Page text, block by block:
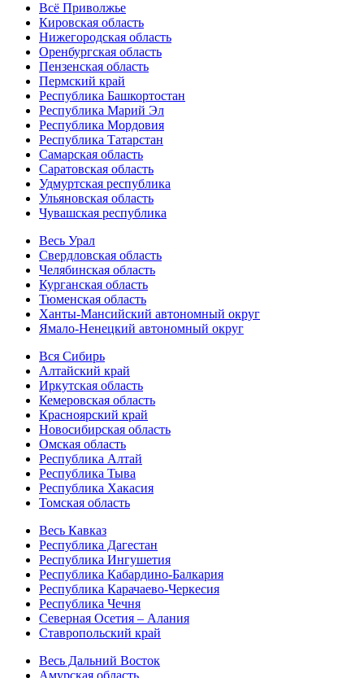
Всё Приволжье
Кировская область
Нижегородская область
Оренбургская область
Пензенская область
Пермский край
Республика Башкортостан
Республика Марий Эл
Республика Мордовия
Республика Татарстан
Самарская область
Саратовская область
Удмуртская республика
Ульяновская область
Чувашская республика
Весь Урал
Свердловская область
Челябинская область
Курганская область
Тюменская область
Ханты-Мансийский автономный округ
Ямало-Ненецкий автономный округ
Вся Сибирь
Алтайский край
Иркутская область
Кемеровская область
Красноярский край
Новосибирская область
Омская область
Республика Алтай
Республика Тыва
Республика Хакасия
Томская область
Весь Кавказ
Республика Дагестан
Республика Ингушетия
Республика Кабардино-Балкария
Республика Карачаево-Черкесия
Республика Чечня
Северная Осетия – Алания
Ставропольский край
Весь Дальний Восток
Амурская область